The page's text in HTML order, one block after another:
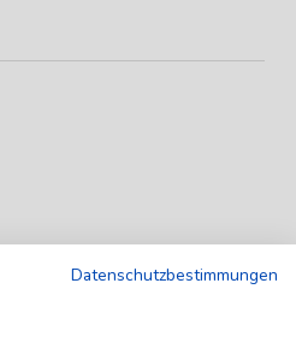
Datenschutzbestimmungen